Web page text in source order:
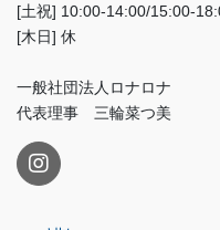
[土祝] 10:00-14:00/15:00-
[木日] 休
一般社団法人ロナロナ
代表理事 三輪菜つ美